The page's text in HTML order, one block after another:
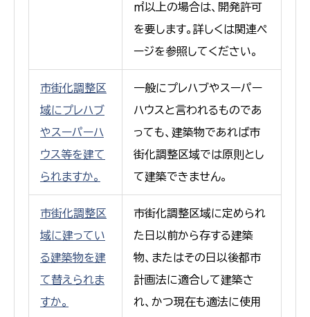
㎡以上の場合は、開発許可
を要します。詳しくは関連ペ
ージを参照してください。
市街化調整区
域にプレハブ
やスーパーハ
ウス等を建て
られますか。
一般にプレハブやスーパー
ハウスと言われるものであ
っても、建築物であれば市
街化調整区域では原則とし
て建築できません。
市街化調整区
域に建ってい
る建築物を建
て替えられま
すか。
市街化調整区域に定められ
た日以前から存する建築
物、またはその日以後都市
計画法に適合して建築さ
れ、かつ現在も適法に使用